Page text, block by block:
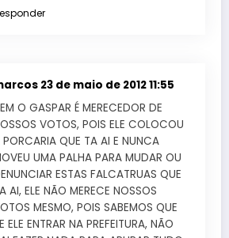
23 de maio de 2012 11:55
O GASPAR É MERECEDOR DE
VOTOS, POIS ELE COLOCOU
PORCARIA QUE TA AI E NUNCA
UMA PALHA PARA MUDAR OU
ESTAS FALCATRUAS QUE
AI, ELE NÃO MERECE NOSSOS
MESMO, POIS SABEMOS QUE
ELE ENTRAR NA PREFEITURA, NÃO